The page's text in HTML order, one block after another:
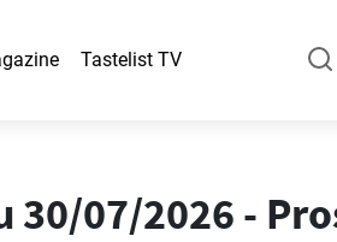
Tastelist TV
07/2026 -